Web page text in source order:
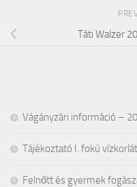
Táti Walzer
Vágányzári információ –
Tájékoztató I. fokú
Felnőtt és gyermek